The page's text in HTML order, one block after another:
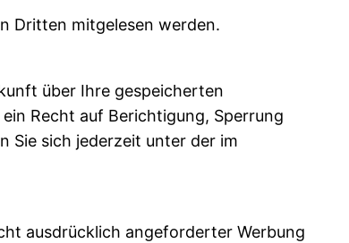
Dritten mitgelesen werden.
über Ihre gespeicherten
Recht auf Berichtigung, Sperrung
Sie sich jederzeit unter der im
ausdrücklich angeforderter Werbung